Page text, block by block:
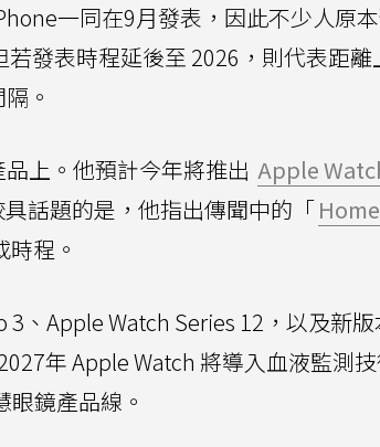
一同在9月發表，因此不少人原
若發表時程延後至 2026，則代表距離
。
上。他預計今年將推出 Apple
話題的是，他指出傳聞中的「
程。
、Apple Watch Series 12，以及新
年 Apple Watch 將導入血液監測
鏡產品線。